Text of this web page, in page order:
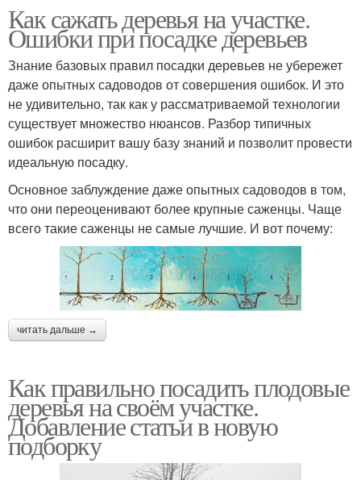
Как сажать деревья на участке.
Ошибки при посадке деревьев
Знание базовых правил посадки деревьев не убережет
даже опытных садоводов от совершения ошибок. И это
не удивительно, так как у рассматриваемой технологии
существует множество нюансов. Разбор типичных
ошибок расширит вашу базу знаний и позволит провести
идеальную посадку.
Основное заблуждение даже опытных садоводов в том,
что они переоценивают более крупные саженцы. Чаще
всего такие саженцы не самые лучшие. И вот почему:
читать дальше →
Как правильно посадить плодовые
деревья на своём участке.
Добавление статьи в новую
подборку